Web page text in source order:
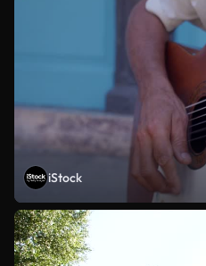
iStock